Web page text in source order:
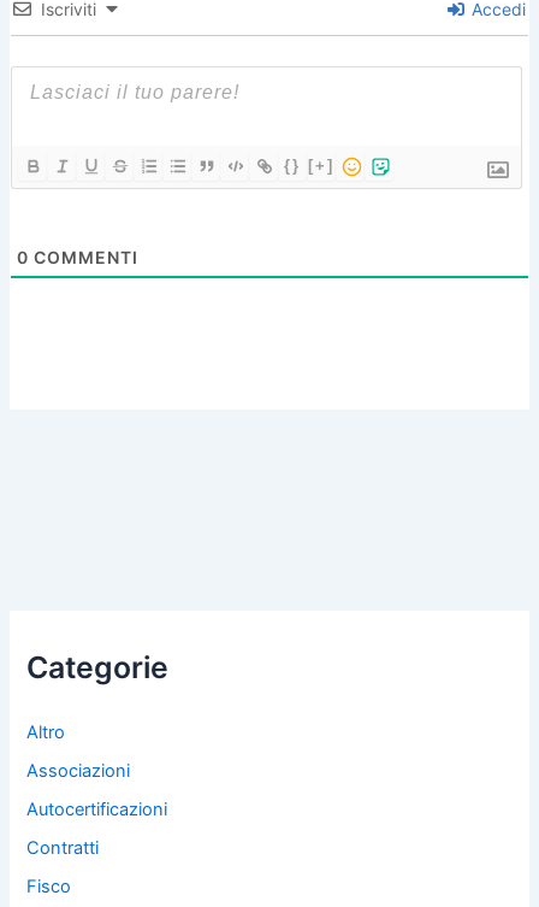
Iscriviti Accedi
{} [+]
0 COMMENTI
Categorie
Altro
Associazioni
Autocertificazioni
Contratti
Fisco